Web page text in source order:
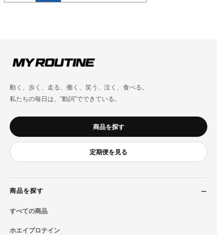
動く、歩く、走る、働く、笑う、泣く、食べる。
私たちの毎日は、“動詞”でできている。
商品を探す
定期便を見る
商品を探す
すべての商品
ホエイプロテイン